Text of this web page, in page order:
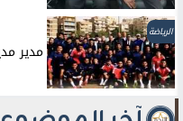
الرياضة
مدير